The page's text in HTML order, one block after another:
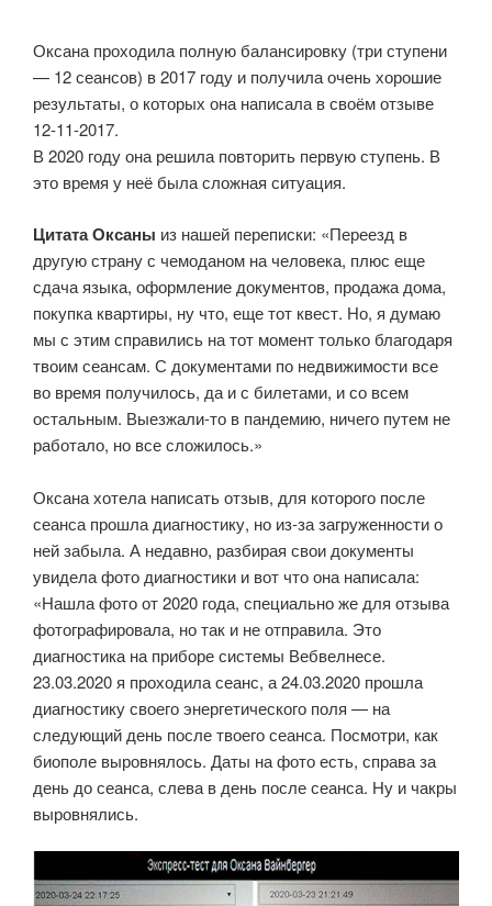
Оксана проходила полную балансировку (три ступени
— 12 сеансов) в 2017 году и получила очень хорошие
результаты, о которых она написала в своём отзыве
12-11-2017.
В 2020 году она решила повторить первую ступень. В
это время у неё была сложная ситуация.
Цитата Оксаны из нашей переписки: «Переезд в
другую страну с чемоданом на человека, плюс еще
сдача языка, оформление документов, продажа дома,
покупка квартиры, ну что, еще тот квест. Но, я думаю
мы с этим справились на тот момент только благодаря
твоим сеансам. С документами по недвижимости все
во время получилось, да и с билетами, и со всем
остальным. Выезжали-то в пандемию, ничего путем не
работало, но все сложилось.»
Оксана хотела написать отзыв, для которого после
сеанса прошла диагностику, но из-за загруженности о
ней забыла. А недавно, разбирая свои документы
увидела фото диагностики и вот что она написала:
«Нашла фото от 2020 года, специально же для отзыва
фотографировала, но так и не отправила. Это
диагностика на приборе системы Вебвелнесе.
23.03.2020 я проходила сеанс, а 24.03.2020 прошла
диагностику своего энергетического поля — на
следующий день после твоего сеанса. Посмотри, как
биополе выровнялось. Даты на фото есть, справа за
день до сеанса, слева в день после сеанса. Ну и чакры
выровнялись.